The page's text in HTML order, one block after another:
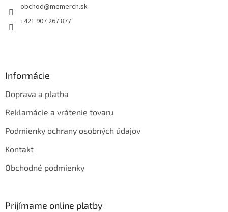
obchod@memerch.sk
+421 907 267 877
Informácie
Doprava a platba
Reklamácie a vrátenie tovaru
Podmienky ochrany osobných údajov
Kontakt
Obchodné podmienky
Prijímame online platby